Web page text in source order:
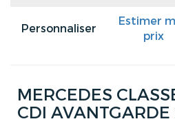
Personnaliser
Estimer
prix
MERCEDES
CDI